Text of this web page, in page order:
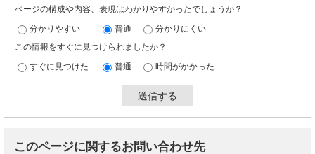
ページの構成や内容、表現はわかりやすかったでしょうか？
分かりやすい 普通
分かりにくい
この情報をすぐに見つけられましたか？
すぐに見つけた 普通 時間がかかった
このページに関するお問い合わせ先